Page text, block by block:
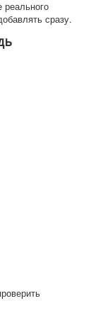
реального
сразу.